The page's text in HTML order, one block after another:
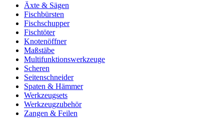
Äxte & Sägen
Fischbürsten
Fischschupper
Fischtöter
Knotenöffner
Maßstäbe
Multifunktionswerkzeuge
Scheren
Seitenschneider
Spaten & Hämmer
Werkzeugsets
Werkzeugzubehör
Zangen & Feilen